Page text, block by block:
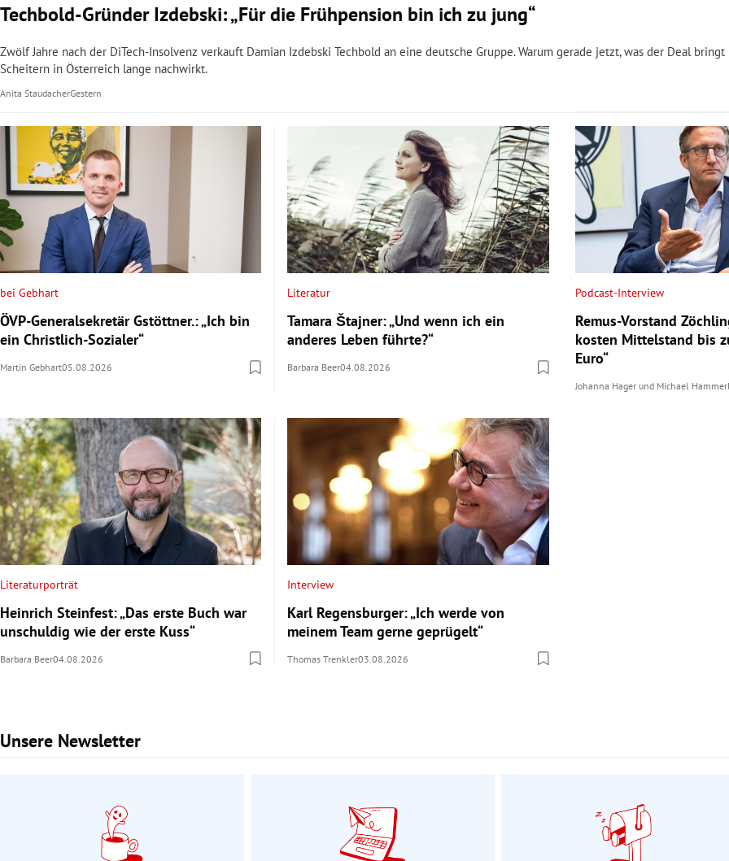
Techbold-Gründer Izdebski: „Für die Frühpension bin ich zu jung“
Zwölf Jahre nach der DiTech-Insolvenz verkauft Damian Izdebski Techbold an eine deutsche Gruppe. Warum gerade jetzt, was der Deal
Scheitern in Österreich lange nachwirkt.
Anita StaudacherGestern
bei Gebhart
ÖVP-Generalsekretär Gstöttner.: „Ich bin
ein Christlich-Sozialer“
Martin Gebhart05.08.2026
Literatur
Tamara Štajner: „Und wenn ich ein
anderes Leben führte?“
Barbara Beer04.08.2026
Podcast-Interview
Remus-Vorstand
kosten Mittelstand bis
Euro“
Johanna Hagerund Michael
Literaturporträt
Heinrich Steinfest: „Das erste Buch war
unschuldig wie der erste Kuss“
Barbara Beer04.08.2026
Interview
Karl Regensburger: „Ich werde von
meinem Team gerne geprügelt“
Thomas Trenkler03.08.2026
Unsere Newsletter
Slide 1 von 3